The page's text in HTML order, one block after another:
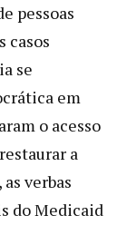
pessoas
casos
se
em
o acesso
a
verbas
do Medicaid